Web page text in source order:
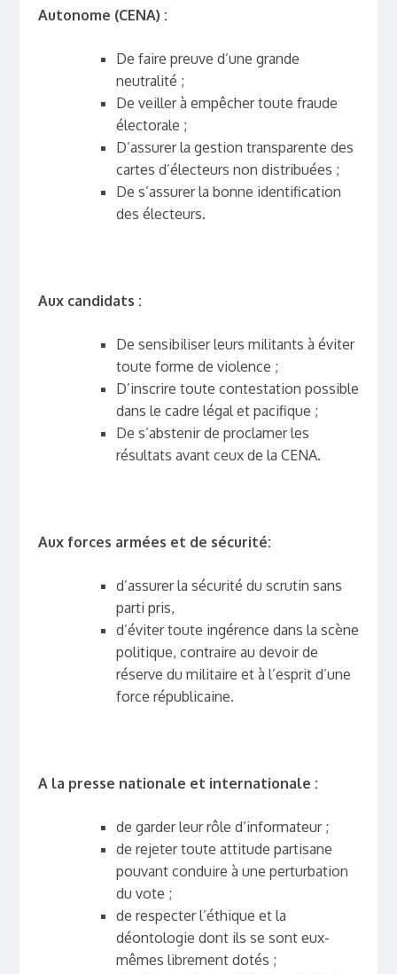
Autonome (CENA) :
De faire preuve d’une grande
neutralité ;
De veiller à empêcher toute fraude
électorale ;
D’assurer la gestion transparente des
cartes d’électeurs non distribuées ;
De s’assurer la bonne identification
des électeurs.
Aux candidats :
De sensibiliser leurs militants à éviter
toute forme de violence ;
D’inscrire toute contestation possible
dans le cadre légal et pacifique ;
De s’abstenir de proclamer les
résultats avant ceux de la CENA.
Aux forces armées et de sécurité:
d’assurer la sécurité du scrutin sans
parti pris,
d’éviter toute ingérence dans la scène
politique, contraire au devoir de
réserve du militaire et à l’esprit d’une
force républicaine.
A la presse nationale et internationale :
de garder leur rôle d’informateur ;
de rejeter toute attitude partisane
pouvant conduire à une perturbation
du vote ;
de respecter l’éthique et la
déontologie dont ils se sont eux-
mêmes librement dotés ;